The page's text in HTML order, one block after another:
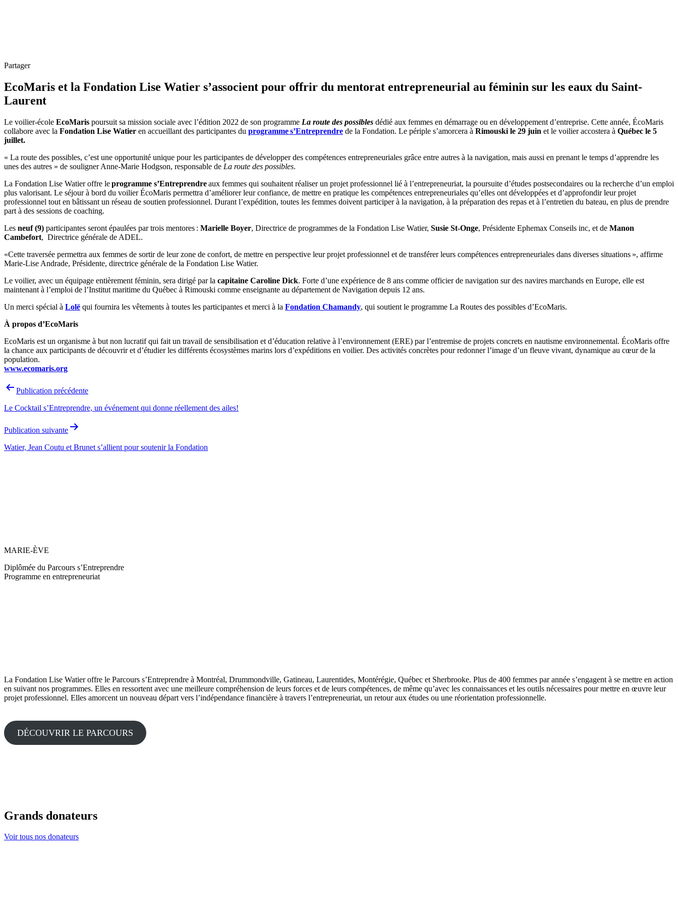
Partager
EcoMaris et la Fondation Lise Watier s’associent pour offrir du mentorat entrepreneurial au féminin sur les eaux du Saint-
Laurent
Le voilier-école EcoMaris poursuit sa mission sociale avec l’édition 2022 de son programme La route des possibles dédié aux femmes en démarrage ou en développement d’entreprise. Cette année, ÉcoMaris
collabore avec la Fondation Lise Watier en accueillant des participantes du programme s’Entreprendre de la Fondation. Le périple s’amorcera à Rimouski le 29 juin et le voilier accostera à Québec le 5
juillet.
« La route des possibles, c’est une opportunité unique pour les participantes de développer des compétences entrepreneuriales grâce entre autres à la navigation, mais aussi en prenant le temps d’apprendre les
unes des autres » de souligner Anne-Marie Hodgson, responsable de La route des possibles.
La Fondation Lise Watier offre leprogramme s’Entreprendreaux femmes qui souhaitent réaliser un projet professionnel lié à l’entrepreneuriat, la poursuite d’études postsecondaires ou la recherche d’un emploi
plus valorisant. Le séjour à bord du voilier ÉcoMaris permettra d’améliorer leur confiance, de mettre en pratique les compétences entrepreneuriales qu’elles ont développées et d’approfondir leur projet
professionnel tout en bâtissant un réseau de soutien professionnel. Durant l’expédition, toutes les femmes doivent participer à la navigation, à la préparation des repas et à l’entretien du bateau, en plus de prendre
part à des sessions de coaching.
Les neuf (9) participantes seront épaulées par trois mentores : Marielle Boyer, Directrice de programmes de la Fondation Lise Watier, Susie St-Onge, Présidente Ephemax Conseils inc, et de Manon
Cambefort, Directrice générale de ADEL.
«Cette traversée permettra aux femmes de sortir de leur zone de confort, de mettre en perspective leur projet professionnel et de transférer leurs compétences entrepreneuriales dans diverses situations », affirme
Marie-Lise Andrade, Présidente, directrice générale de la Fondation Lise Watier.
Le voilier, avec un équipage entièrement féminin, sera dirigé par la capitaine Caroline Dick. Forte d’une expérience de 8 ans comme officier de navigation sur des navires marchands en Europe, elle est
maintenant à l’emploi de l’Institut maritime du Québec à Rimouski comme enseignante au département de Navigation depuis 12 ans.
Un merci spécial à Lolë qui fournira les vêtements à toutes les participantes et merci à la Fondation Chamandy, qui soutient le programme La Routes des possibles d’EcoMaris.
À propos d’EcoMaris
EcoMaris est un organisme à but non lucratif qui fait un travail de sensibilisation et d’éducation relative à l’environnement (ERE) par l’entremise de projets concrets en nautisme environnemental. ÉcoMaris offre
la chance aux participants de découvrir et d’étudier les différents écosystèmes marins lors d’expéditions en voilier. Des activités concrètes pour redonner l’image d’un fleuve vivant, dynamique au cœur de la
population.
www.ecomaris.org
Navigation
l’article
Publication précédente
Le Cocktail s’Entreprendre, un événement qui donne réellement des ailes!
Publication suivante
Watier, Jean Coutu et Brunet s’allient pour soutenir la Fondation
MARIE-ÈVE
Diplômée du Parcours s’Entreprendre
Programme en entrepreneuriat
La Fondation Lise Watier offre le Parcours s’Entreprendre à Montréal, Drummondville, Gatineau, Laurentides, Montérégie, Québec et Sherbrooke. Plus de 400 femmes par année s’engagent à se mettre en action
en suivant nos programmes. Elles en ressortent avec une meilleure compréhension de leurs forces et de leurs compétences, de même qu’avec les connaissances et les outils nécessaires pour mettre en œuvre leur
projet professionnel. Elles amorcent un nouveau départ vers l’indépendance financière à travers l’entrepreneuriat, un retour aux études ou une réorientation professionnelle.
DÉCOUVRIR LE PARCOURS
Grands donateurs
Voir tous nos donateurs